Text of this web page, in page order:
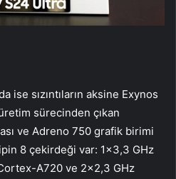
ise sızıntıların aksine Exynos
sürecinden çıkan
ve Adreno 750 grafik birimi
8 çekirdeği var: 1×3,3 GHz
A720 ve 2×2,3 GHz